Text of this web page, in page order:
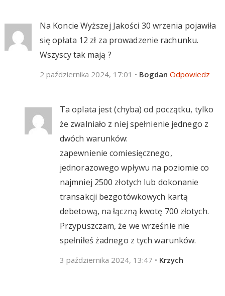
Na Koncie Wyższej Jakości 30 wrzenia pojawiła
się opłata 12 zł za prowadzenie rachunku.
Wszyscy tak mają ?
2 października 2024, 17:01 • Bogdan Odpowiedz
Ta oplata jest (chyba) od początku, tylko
że zwalniało z niej spełnienie jednego z
dwóch warunków:
zapewnienie comiesięcznego,
jednorazowego wpływu na poziomie co
najmniej 2500 złotych lub dokonanie
transakcji bezgotówkowych kartą
debetową, na łączną kwotę 700 złotych.
Przypuszczam, że we wrześnie nie
spełniłeś żadnego z tych warunków.
3 października 2024, 13:47 • Krzych